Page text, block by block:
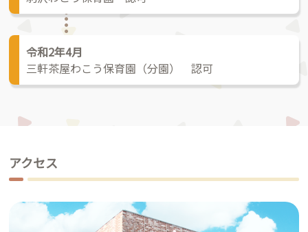
令和2年4月
三軒茶屋わこう保育園（分園） 認可
アクセス